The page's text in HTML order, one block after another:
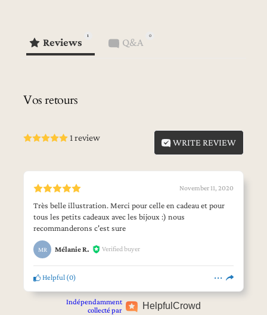
Reviews
1
Q&A
0
Vos retours
1 review WRITE REVIEW
November 11, 2020
Très belle illustration. Merci pour celle en cadeau et pour
tous les petits cadeaux avec les bijoux :) nous
recommanderons c'est sure
MR Mélanie R. Verified buyer
Helpful(0)
Indépendamment
collecté par
HelpfulCrowd